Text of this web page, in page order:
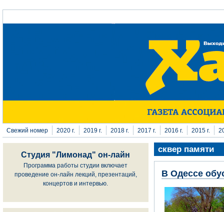
Перейти к основному содержанию
Свежий номер 2020 г. 2019 г. 2018 г. 2017 г. 2016 г. 2015 г.
Студия "Лимонад" он-лайн
Программа работы студии включает
проведение он-лайн лекций, презентаций,
концертов и интервью.
сквер памяти
В Одессе